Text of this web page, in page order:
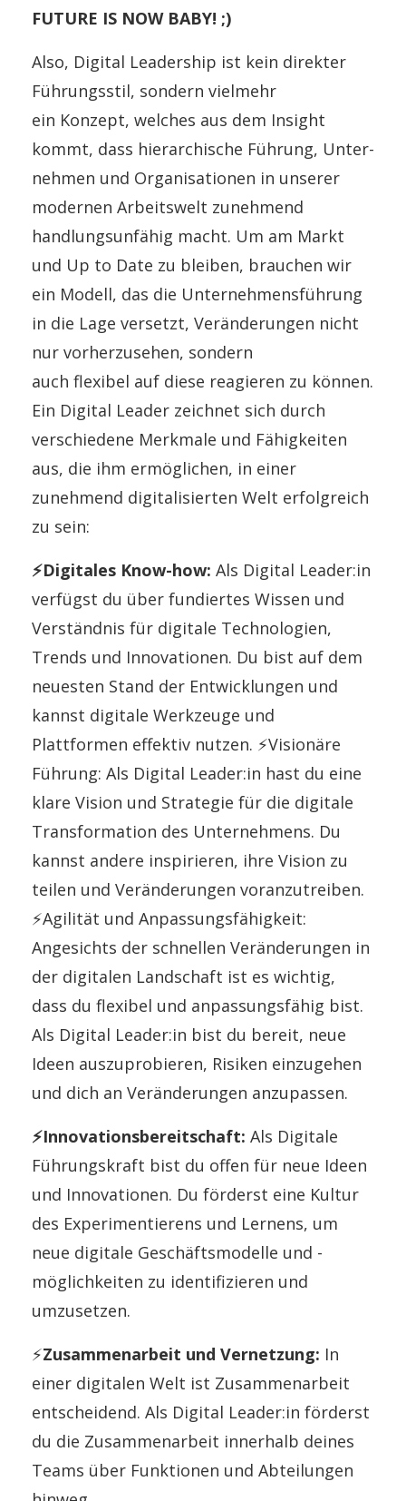
FUTURE IS NOW BABY! ;)
Also, Digital Leadership ist kein direkter
Führungs­stil, sondern viel­mehr
ein Konzept, welches aus dem Insight
kommt, dass hierarchische Führung, Unter­
nehmen und Orga­nisationen in unserer
modernen Arbeits­welt zu­nehmend
handlungs­un­fähig macht. Um am Markt
und Up to Date zu bleiben, brauchen wir
ein Modell, das die Unter­nehmens­führung
in die Lage ver­setzt, Ver­änderungen nicht
nur vorherzusehen, sondern
auch flexibel auf diese reagieren zu können.
Ein Digital Leader zeichnet sich durch
verschiedene Merkmale und Fähigkeiten
aus, die ihm ermöglichen, in einer
zunehmend digitalisierten Welt erfolgreich
zu sein:
⚡Digitales Know-how: Als Digital Leader:in
verfügst du über fundiertes Wissen und
Verständnis für digitale Technologien,
Trends und Innovationen. Du bist auf dem
neuesten Stand der Entwicklungen und
kannst digitale Werkzeuge und
Plattformen effektiv nutzen. ⚡Visionäre
Führung: Als Digital Leader:in hast du eine
klare Vision und Strategie für die digitale
Transformation des Unternehmens. Du
kannst andere inspirieren, ihre Vision zu
teilen und Veränderungen voranzutreiben.
⚡Agilität und Anpassungsfähigkeit:
Angesichts der schnellen Veränderungen in
der digitalen Landschaft ist es wichtig,
dass du flexibel und anpassungsfähig bist.
Als Digital Leader:in bist du bereit, neue
Ideen auszuprobieren, Risiken einzugehen
und dich an Veränderungen anzupassen.
⚡Innovationsbereitschaft: Als Digitale
Führungskraft bist du offen für neue Ideen
und Innovationen. Du förderst eine Kultur
des Experimentierens und Lernens, um
neue digitale Geschäftsmodelle und -
möglichkeiten zu identifizieren und
umzusetzen.
⚡Zusammenarbeit und Vernetzung: In
einer digitalen Welt ist Zusammenarbeit
entscheidend. Als Digital Leader:in förderst
du die Zusammenarbeit innerhalb deines
Teams über Funktionen und Abteilungen